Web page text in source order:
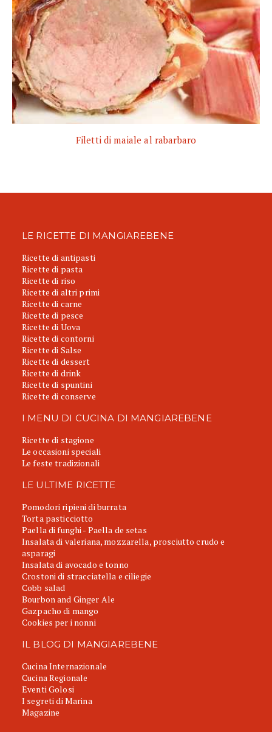
Filetti di maiale al rabarbaro
LE RICETTE DI MANGIAREBENE
Ricette di antipasti
Ricette di pasta
Ricette di riso
Ricette di altri primi
Ricette di carne
Ricette di pesce
Ricette di Uova
Ricette di contorni
Ricette di Salse
Ricette di dessert
Ricette di drink
Ricette di spuntini
Ricette di conserve
I MENU DI CUCINA DI MANGIAREBENE
Ricette di stagione
Le occasioni speciali
Le feste tradizionali
LE ULTIME RICETTE
Pomodori ripieni di burrata
Torta pasticciotto
Paella di funghi - Paella de setas
Insalata di valeriana, mozzarella, prosciutto crudo e
asparagi
Insalata di avocado e tonno
Crostoni di stracciatella e ciliegie
Cobb salad
Bourbon and Ginger Ale
Gazpacho di mango
Cookies per i nonni
IL BLOG DI MANGIAREBENE
Cucina Internazionale
Cucina Regionale
Eventi Golosi
I segreti di Marina
Magazine